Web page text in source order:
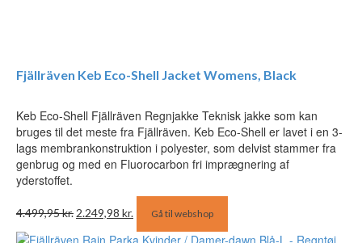
Fjällräven Keb Eco-Shell Jacket Womens, Black
Keb Eco-Shell Fjällräven Regnjakke Teknisk jakke som kan
bruges til det meste fra Fjällräven. Keb Eco-Shell er lavet i en 3-
lags membrankonstruktion i polyester, som delvist stammer fra
genbrug og med en Fluorocarbon fri imprægnering af
yderstoffet.
4.499,95kr.oprindelige
pris
2.249,98 kr.aktuelle
pris
Gå til webshop